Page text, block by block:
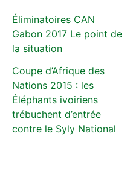
Éliminatoires CAN
Gabon 2017 Le point de
la situation
Coupe d’Afrique des
Nations 2015 : les
Éléphants ivoiriens
trébuchent d’entrée
contre le Syly National